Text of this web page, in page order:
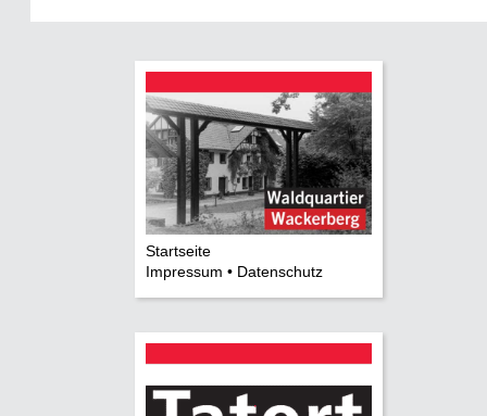
Startseite
Impressum • Datenschutz